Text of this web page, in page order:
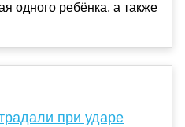
одного ребёнка, а также
при ударе